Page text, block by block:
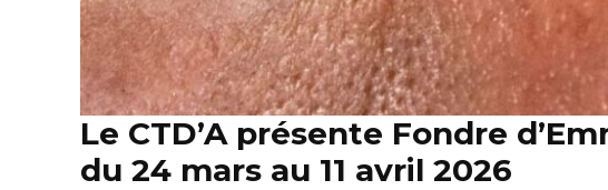
Le CTD’A présente Fondre
du 24 mars au 11 avril 2026